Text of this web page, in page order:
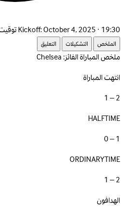
Kickoff:October 4, 2025 · 19:30 توقيت السعودية
الملخص التشكيلات التعليق
ملخص المباراةالفائز: Chelsea
انتهت المباراة
2 – 1
HALFTIME
1 – 0
ORDINARYTIME
2 – 1
الهدافون